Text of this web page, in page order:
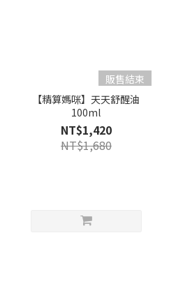
販售結束
【精算媽咪】天天舒醒油
100ml
NT$1,420
NT$1,680